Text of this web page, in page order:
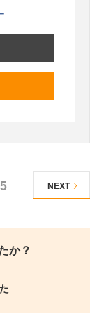
5 NEXT
か？